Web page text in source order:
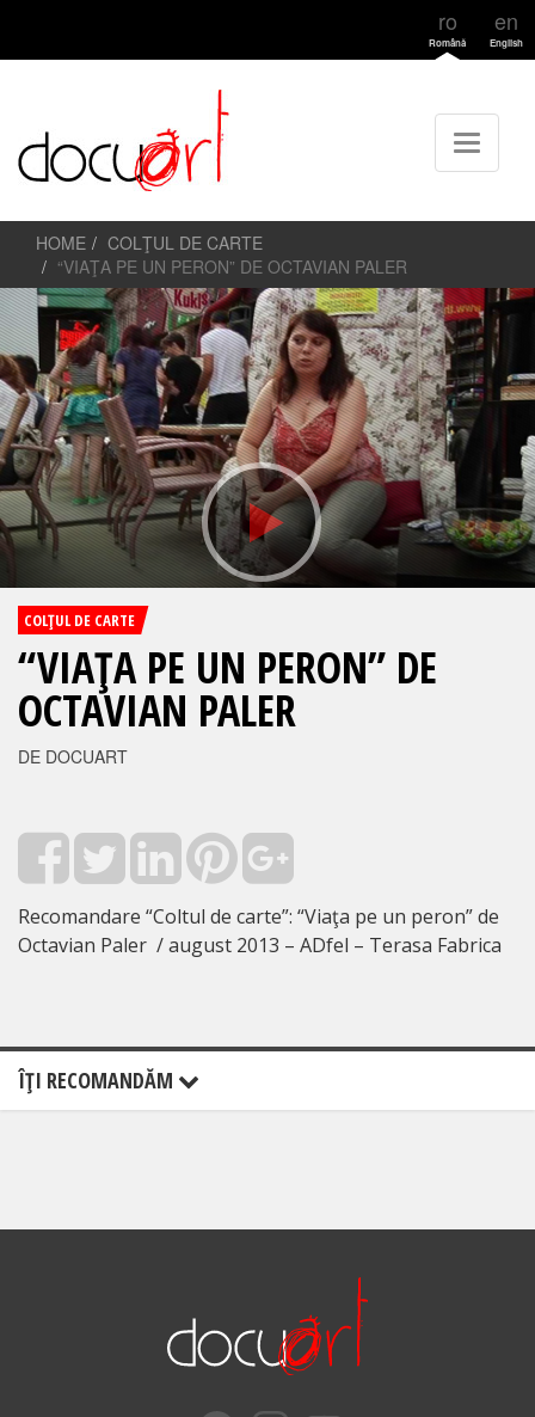
ro
Română
en
English
HOME
COLŢUL DE CARTE
“VIAŢA PE UN PERON” DE OCTAVIAN PALER
COLŢUL DE CARTE
“VIAŢA PE UN PERON” DE
OCTAVIAN PALER
DE DOCUART
Recomandare “Coltul de carte”: “Viaţa pe un peron” de
Octavian Paler / august 2013 – ADfel – Terasa Fabrica
ÎŢI RECOMANDĂM